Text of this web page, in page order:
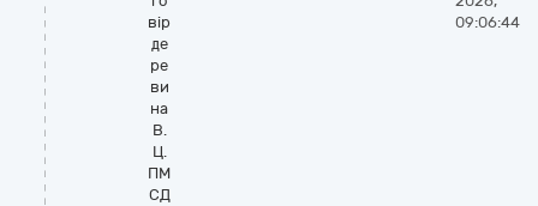
вір
де
ре
ви
на
В.
Ц.
ПМ
СД
09:06:44